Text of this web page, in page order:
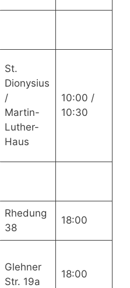
St.
Dionysius
/
Martin-
Luther-
Haus
10:00 /
10:30
Rhedung
38
18:00
Glehner
Str. 19a
18:00